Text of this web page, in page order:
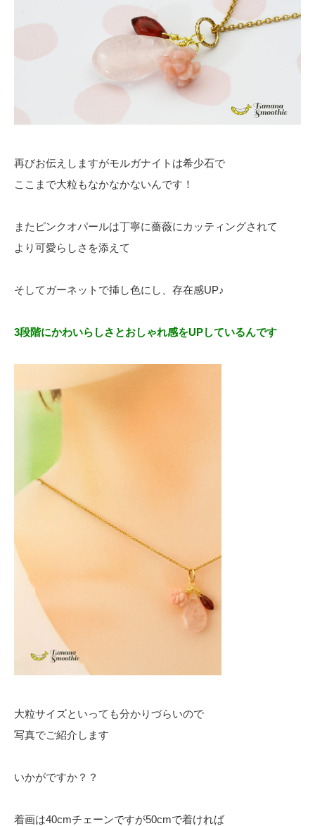
再びお伝えしますがモルガナイトは希少石で
ここまで大粒もなかなかないんです！
またピンクオパールは丁寧に薔薇にカッティングされて
より可愛らしさを添えて
そしてガーネットで挿し色にし、存在感UP♪
3段階にかわいらしさとおしゃれ感をUPしているんです
大粒サイズといっても分かりづらいので
写真でご紹介します
いかがですか？？
着画は40cmチェーンですが50cmで着ければ